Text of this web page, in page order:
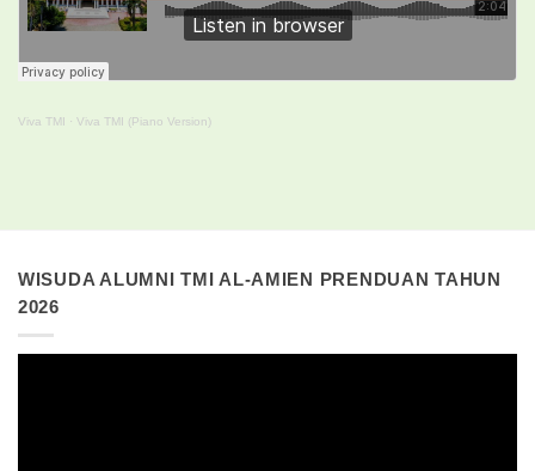
Viva TMI · Viva TMI (Piano Version)
WISUDA ALUMNI TMI AL-AMIEN PRENDUAN TAHUN
2026